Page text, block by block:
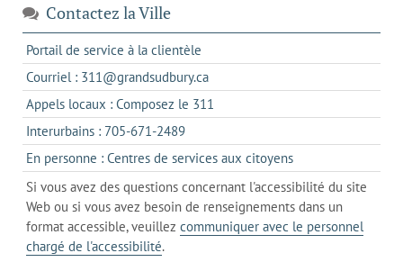
Contactez la Ville
Portail de service à la clientèle
dans
un
nouvel
Courriel : 311@grandsudbury.cas'ouvre
dans
votre
de
messagerie
Appels locaux : Composez le 311
dans
un
client
de
votre
téléphone
Interurbains : 705-671-2489s'ouvre
dans
un
client
de
votre
En personne : Centres de services aux citoyenss'ouvre
dans
l'onglet
actuel
Si vous avez des questions concernant l'accessibilité du site
Web ou si vous avez besoin de renseignements dans un
format accessible, veuillez communiquer avec le personnel
chargé de l'accessibilité.